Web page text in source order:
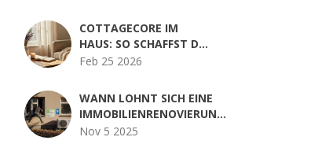
KOMFORT NACH DEM
WECHSEL
COTTAGECORE IM
HAUS: SO SCHAFFST DU
ROMANTIK UND
DEINER WOHNUNG
Feb 25 2026
WANN LOHNT SICH EINE
IMMOBILIENRENOVIERUNG?
DIE ENTSCHEIDENDEN
Nov 5 2025